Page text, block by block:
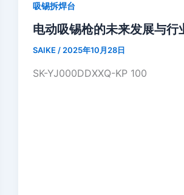
吸锡拆焊台
电动吸锡枪的未来发展与行
SAIKE / 2025年10月28日
SK-YJ000DDXXQ-KP 100